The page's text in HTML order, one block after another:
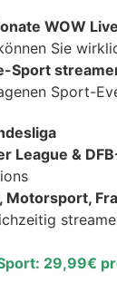
WOW
Sie
Sport
Sport-
League &
Motorsport,
29,99€